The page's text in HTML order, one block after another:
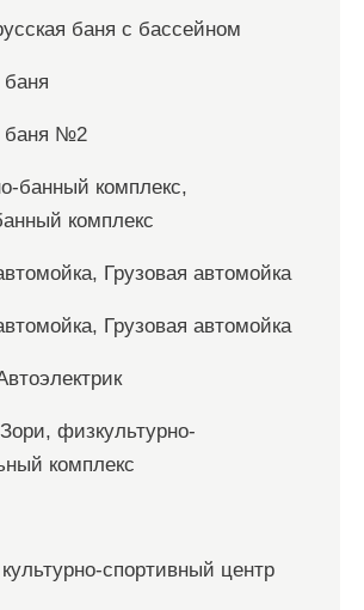
баня с бассейном
баня
баня №2
банный комплекс,
комплекс
Грузовая автомойка
Грузовая автомойка
физкультурно-
комплекс
спортивный центр